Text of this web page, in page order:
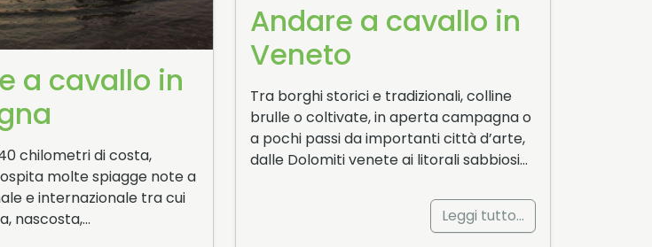
a cavallo in
chilometri di costa,
molte spiagge note a
e internazionale tra cui
nascosta,…
Andare a cavallo in
Veneto
Tra borghi storici e tradizionali, colline
brulle o coltivate, in aperta campagna o
a pochi passi da importanti città d’arte,
dalle Dolomiti venete ai litorali sabbiosi…
Leggi tutto…